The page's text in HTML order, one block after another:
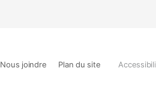
Nous joindre Plan du site